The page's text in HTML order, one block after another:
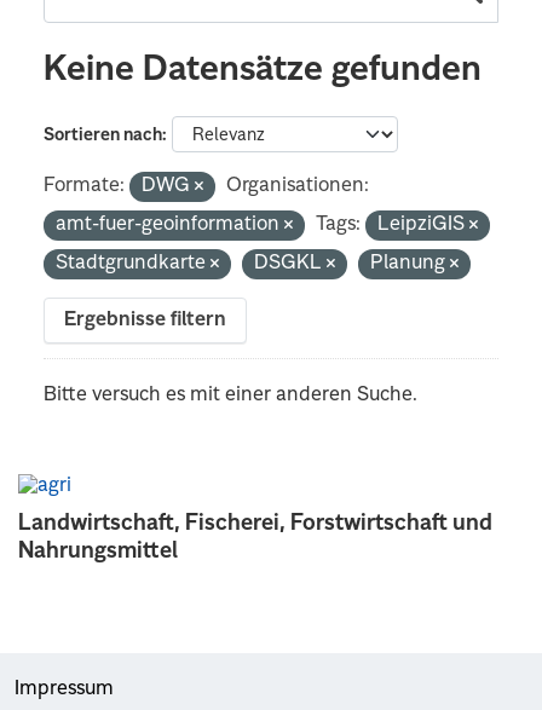
Landwirtschaft, Fischerei, Forstwirtschaft und
Nahrungsmittel
Keine Datensätze gefunden
Sortieren nach
Formate: DWG
Organisationen:
amt-fuer-geoinformation
Tags:
LeipziGIS
Stadtgrundkarte
DSGKL Planung
Ergebnisse filtern
Bitte versuch es mit einer anderen Suche.
Impressum